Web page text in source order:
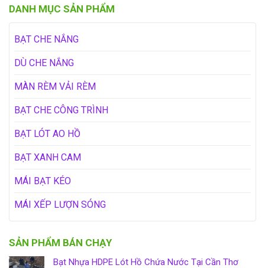
DANH MỤC SẢN PHẨM
BẠT CHE NẮNG
DÙ CHE NẮNG
MÀN RÈM VẢI RÈM
BẠT CHE CÔNG TRÌNH
BẠT LÓT AO HỒ
BẠT XANH CAM
MÁI BẠT KÉO
MÁI XẾP LƯỢN SÓNG
SẢN PHẨM BÁN CHẠY
Bạt Nhựa HDPE Lót Hồ Chứa Nước Tại Cần Thơ